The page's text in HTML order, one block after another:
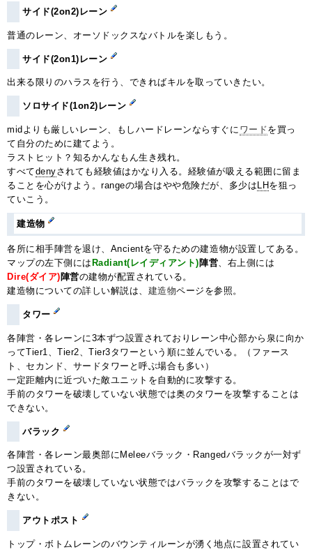
サイド(2on2)レーン
普通のレーン、オーソドックスなバトルを楽しもう。
サイド(2on1)レーン
出来る限りのハラスを行う、できればキルを取っていきたい。
ソロサイド(1on2)レーン
midよりも厳しいレーン、もしハードレーンならすぐに ワードを買っ
て自分のために建てよう。
ラストヒット？知るかんなもん生き残れ。
すべてdenyされても経験値はかなり入る。経験値が吸える範囲に留ま
ることを心がけよう。rangeの場合はやや危険だが、多少は LHを狙っ
ていこう。
建造物
各所に相手陣営を退け、Ancientを守るための建造物が設置してある。
マップの左下側には Radiant(レイディアント) 陣営、右上側には
Dire(ダイア) 陣営の建物が配置されている。
建造物についての詳しい解説は、 建造物ページを参照。
タワー
各陣営・各レーンに3本ずつ設置されておりレーン中心部から泉に向か
ってTier1、Tier2、Tier3タワーという順に並んでいる。（ファース
ト、セカンド、サードタワーと呼ぶ場合も多い）
一定距離内に近づいた敵ユニットを自動的に攻撃する。
手前のタワーを破壊していない状態では奥のタワーを攻撃することは
できない。
バラック
各陣営・各レーン最奥部にMeleeバラック・Rangedバラックが一対ず
つ設置されている。
手前のタワーを破壊していない状態ではバラックを攻撃することはで
きない。
アウトポスト
トップ・ボトムレーンのバウンティルーンが湧く地点に設置されてい